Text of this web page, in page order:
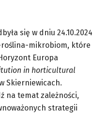
się w dniu 24.10.2024
roślina-mikrobiom, które
Europa
in horticultural
Skierniewicach.
na temat zależności,
strategii